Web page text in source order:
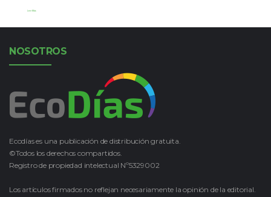
Leer Más
NOSOTROS
Ecodías es una publicación de distribución gratuita.
©Todos los derechos compartidos.
Registro de propiedad intelectual Nº5329002
Los artículos firmados no reflejan necesariamente la opinión de la editorial.